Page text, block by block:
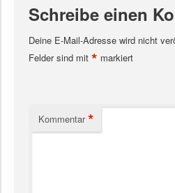
Schreibe einen
Deine E-Mail-Adresse wird nicht
Felder sind mit * markiert
Kommentar *